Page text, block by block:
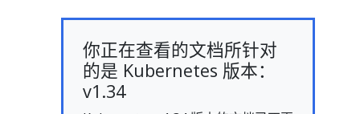
你正在查看的文档所针对
的是 Kubernetes 版本：
v1.34